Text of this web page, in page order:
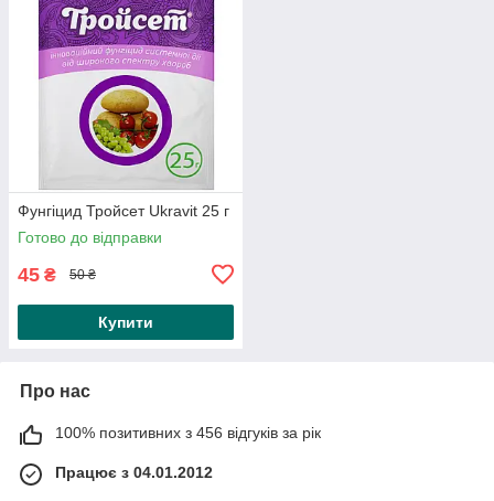
Фунгіцид Тройсет Ukravit 25 г
Готово до відправки
45 ₴ 50 ₴
Купити
Про нас
100% позитивних з 456 відгуків за рік
Працює з 04.01.2012